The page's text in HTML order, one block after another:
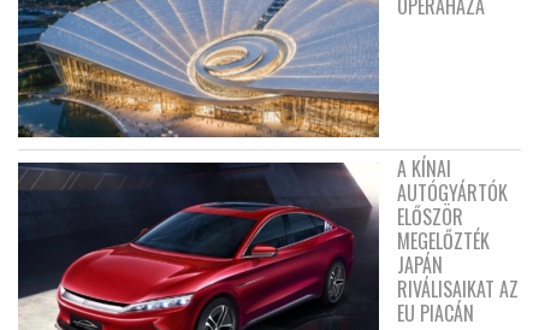
OPERAHÁZA
A KÍNAI
AUTÓGYÁRTÓK
ELŐSZÖR
MEGELŐZTÉK
JAPÁN
RIVÁLISAIKAT AZ
EU PIACÁN